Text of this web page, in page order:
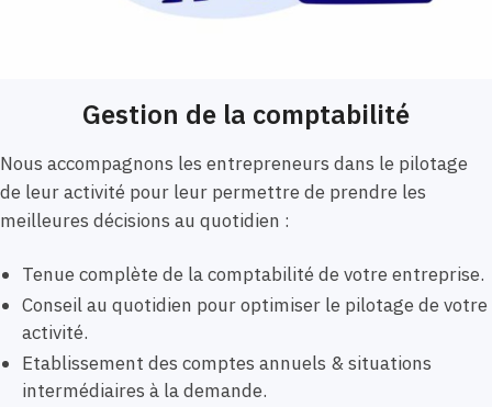
Gestion de la comptabilité
Nous accompagnons les entrepreneurs dans le pilotage
de leur activité pour leur permettre de prendre les
meilleures décisions au quotidien :
Tenue complète de la comptabilité de votre entreprise.
Conseil au quotidien pour optimiser le pilotage de votre
activité.
Etablissement des comptes annuels & situations
intermédiaires à la demande.